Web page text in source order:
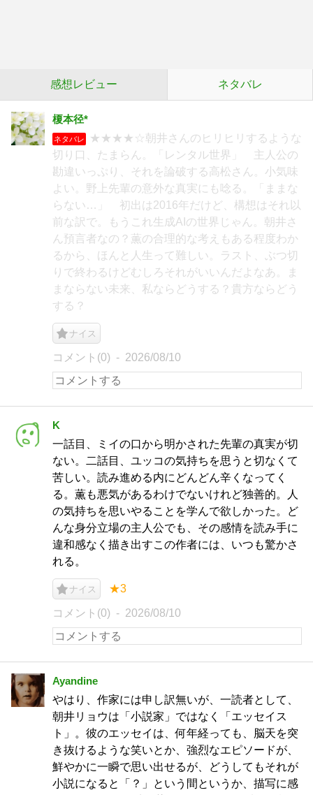
感想レビュー ネタバレ
榎本径*
ネタバレ
★★★★☆朝井さんのヒリヒリするような
切り口、たまらん。「レンタル世界」 主人公の
勘違いっぷり、それを論破する高松さん。小気味
よい。野上先輩の意外な真実にも唸る。「ままな
らない…」 初出は2016年だけど、構想はそれ以
前な訳で。もうこれ生成AIの世界じゃん。朝井さ
ん預言者なの？薫の合理的な考えもある程度わか
るから、ほんと人生って難しい。ラスト、ぶつ切
りで終わるけどむしろそれがいいんだよなあ。ま
まならない未来、私ならどうする？貴方ならどう
する？
ナイス
コメント(0) 2026/08/10
K
一話目、ミイの口から明かされた先輩の真実が切
ない。二話目、ユッコの気持ちを思うと切なくて
苦しい。読み進める内にどんどん辛くなってく
る。薫も悪気があるわけでないけれど独善的。人
の気持ちを思いやることを学んで欲しかった。ど
んな身分立場の主人公でも、その感情を読み手に
違和感なく描き出すこの作者には、いつも驚かさ
れる。
ナイス ★3
コメント(0) 2026/08/10
Ayandine
やはり、作家には申し訳無いが、一読者として、
朝井リョウは「小説家」ではなく「エッセイス
ト」。彼のエッセイは、何年経っても、脳天を突
き抜けるような笑いとか、強烈なエピソードが、
鮮やかに一瞬で思い出せるが、どうしてもそれが
小説になると「？」という間というか、描写に感